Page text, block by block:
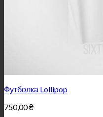
Футболка Lollipop
750,00₴